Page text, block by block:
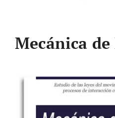
Mecánica